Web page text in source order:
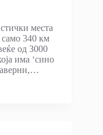
места
340 км
од 3000
има ‘сино